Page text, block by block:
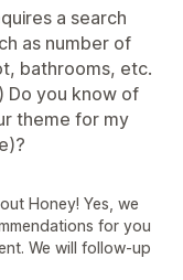
a search
as number of
bathrooms, etc.
Do you know of
theme for my
Honey! Yes, we
for you
We will follow-up